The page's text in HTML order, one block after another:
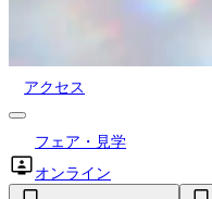
アクセス
フェア・見学
オンライン